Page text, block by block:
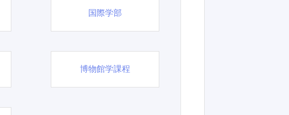
国際学部
博物館学課程